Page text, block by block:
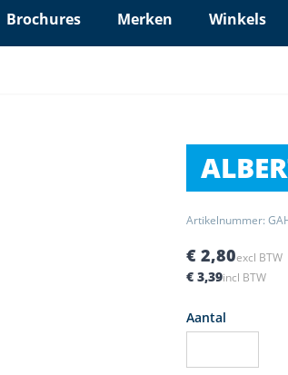
Brochures Merken Winkels
Artikelnummer:
€ 2,80excl BTW
€ 3,39incl BTW
Aantal